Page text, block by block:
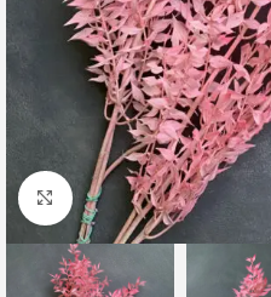
Клацніть, щоб збільшити